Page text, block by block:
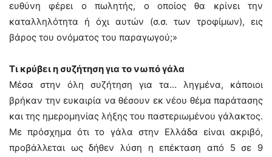
ευθύνη φέρει ο πωλητής, ο οποίος θα κρίνει την
καταλληλότητα ή όχι αυτών (σ.σ. των τροφίμων), εις
βάρος του ονόματος του παραγωγού;»
Τι κρύβει η συζήτηση για το νωπό γάλα
Μέσα στην όλη συζήτηση για τα… ληγμένα, κάποιοι
βρήκαν την ευκαιρία να θέσουν εκ νέου θέμα παράτασης
και της ημερομηνίας λήξης του παστεριωμένου γάλακτος.
Με πρόσχημα ότι το γάλα στην Ελλάδα είναι ακριβό,
προβάλλεται ως δήθεν λύση η επέκταση από 5 σε 9